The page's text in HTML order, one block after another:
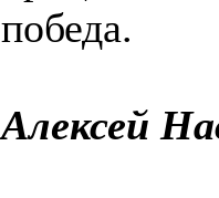
победа.
Алексей